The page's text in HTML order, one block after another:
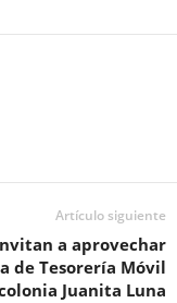
Artículo siguiente
a aprovechar
de Tesorería Móvil
Juanita Luna